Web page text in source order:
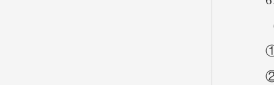
①财
②事